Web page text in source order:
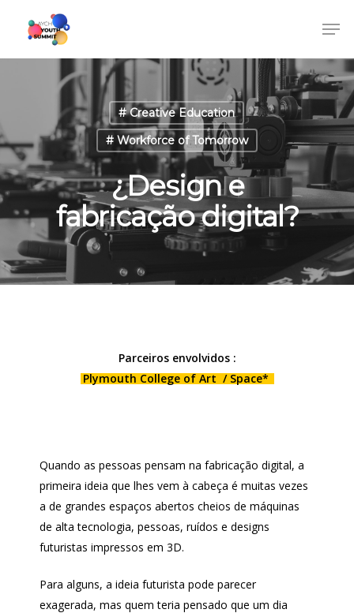
# Creative Education
# Workforce of Tomorrow
¿Design e
fabricação digital?
Parceiros envolvidos :
Plymouth College of Art / Space*
Quando as pessoas pensam na fabricação digital, a
primeira ideia que lhes vem à cabeça é muitas vezes
a de grandes espaços abertos cheios de máquinas
de alta tecnologia, pessoas, ruídos e designs
futuristas impressos em 3D.
Para alguns, a ideia futurista pode parecer
exagerada, mas quem teria pensado que um dia